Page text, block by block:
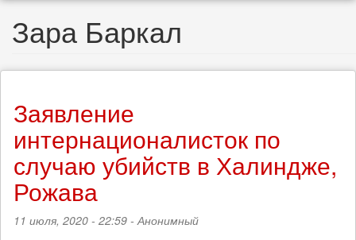
Зара Баркал
Заявление
интернационалисток по
случаю убийств в Халиндже,
Рожава
11 июля, 2020 - 22:59 -Анонимный